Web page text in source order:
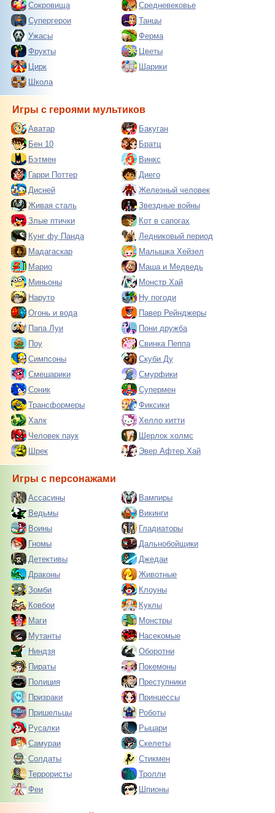
Сокровища
Средневековье
Супергерои
Танцы
Ужасы
Ферма
Фрукты
Цветы
Цирк
Шарики
Школа
Игры с героями мультиков
Аватар
Бакуган
Бен 10
Братц
Бэтмен
Винкс
Гарри Поттер
Диего
Дисней
Железный человек
Живая сталь
Звездные войны
Злые птички
Кот в сапогах
Кунг фу Панда
Ледниковый период
Мадагаскар
Малышка Хейзел
Марио
Маша и Медведь
Миньоны
Монстр Хай
Наруто
Ну погоди
Огонь и вода
Павер Рейнджеры
Папа Луи
Пони дружба
Поу
Свинка Пеппа
Симпсоны
Скуби Ду
Смешарики
Смурфики
Соник
Супермен
Трансформеры
Фиксики
Халк
Хелло китти
Человек паук
Шерлок холмс
Шрек
Эвер Афтер Хай
Игры с персонажами
Ассасины
Вампиры
Ведьмы
Викинги
Воины
Гладиаторы
Гномы
Дальнобойщики
Детективы
Джедаи
Драконы
Животные
Зомби
Клоуны
Ковбои
Куклы
Маги
Монстры
Мутанты
Насекомые
Ниндзя
Оборотни
Пираты
Покемоны
Полиция
Преступники
Призраки
Принцессы
Пришельцы
Роботы
Русалки
Рыцари
Самураи
Скелеты
Солдаты
Стикмен
Террористы
Тролли
Феи
Шпионы